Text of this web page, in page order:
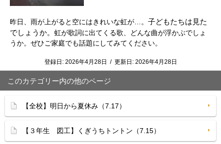
昨日、雨が上がると空にはきれいな虹が…。 子どもたちは見た
でしょうか。 虹が歌詞に出てくる歌、どんな曲が浮かぶでしょ
うか。ぜひご家庭でも話題にしてみてください。
登録日: 2026年4月28日 / 更新日: 2026年4月28日
このカテゴリー内の他のページ
【全校】明日から夏休み（7.17）
【３年生 図工】くぎうちトントン（7.15）